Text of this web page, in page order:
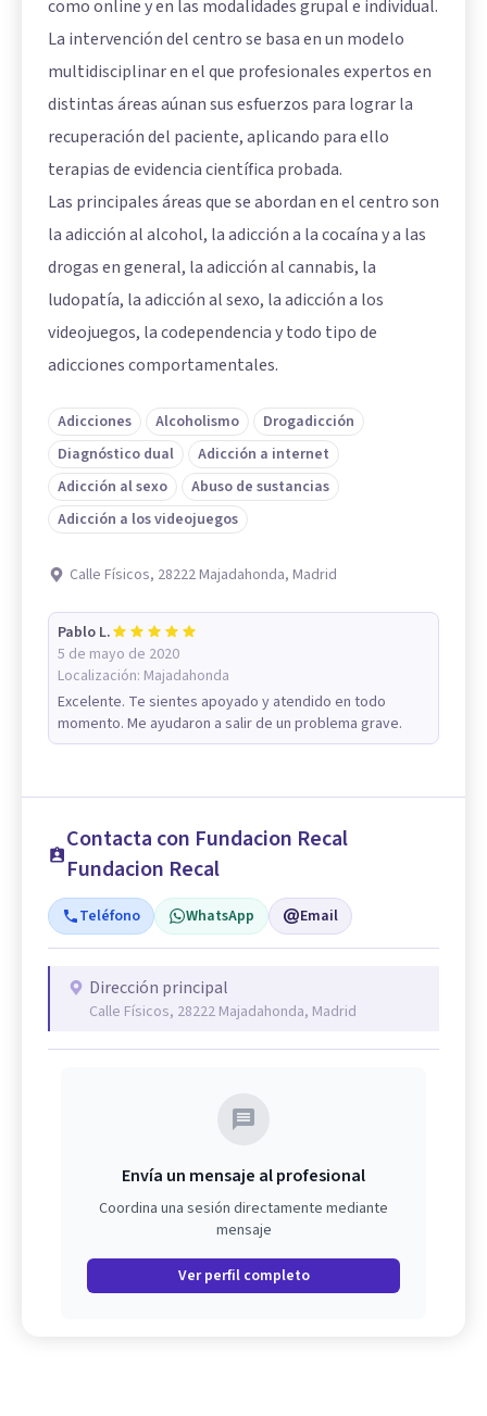
como online y en las modalidades grupal e individual.
La intervención del centro se basa en un modelo
multidisciplinar en el que profesionales expertos en
distintas áreas aúnan sus esfuerzos para lograr la
recuperación del paciente, aplicando para ello
terapias de evidencia científica probada.
Las principales áreas que se abordan en el centro son
la adicción al alcohol, la adicción a la cocaína y a las
drogas en general, la adicción al cannabis, la
ludopatía, la adicción al sexo, la adicción a los
videojuegos, la codependencia y todo tipo de
adicciones comportamentales.
Adicciones Alcoholismo
Drogadicción
Diagnóstico dual
Adicción a internet
Adicción al sexo
Abuso de sustancias
Adicción a los videojuegos
Calle Físicos, 28222 Majadahonda, Madrid
Pablo L.
5 de mayo de 2020
Localización: Majadahonda
Excelente. Te sientes apoyado y atendido en todo
momento. Me ayudaron a salir de un problema grave.
Contacta con Fundacion Recal
Fundacion Recal
Teléfono WhatsApp Email
Dirección principal
Calle Físicos, 28222 Majadahonda, Madrid
Envía un mensaje al profesional
Coordina una sesión directamente mediante
mensaje
Ver perfil completo